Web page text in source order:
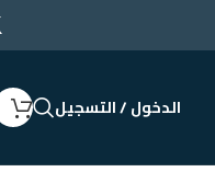
الدخول / التسجيل